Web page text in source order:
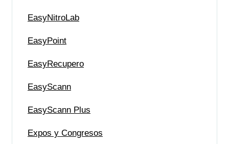
EasyNitroLab
EasyPoint
EasyRecupero
EasyScann
EasyScann Plus
Expos y Congresos